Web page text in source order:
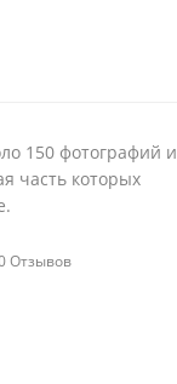
150 фотографий и
часть которых
Отзывов